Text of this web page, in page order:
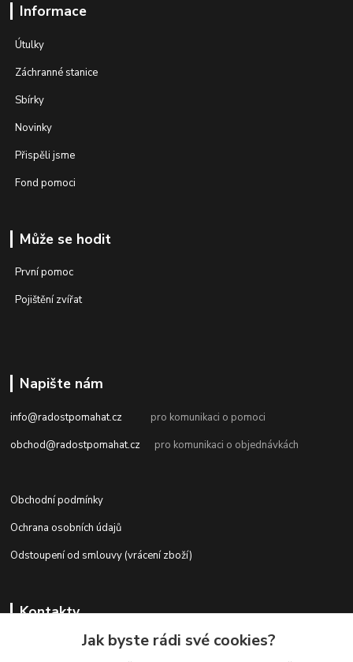
Informace
Útulky
Záchranné stanice
Sbírky
Novinky
Přispěli jsme
Fond pomoci
Může se hodit
První pomoc
Pojištění zvířat
Napište nám
info@radostpomahat.cz pro komunikaci o pomoci
obchod@radostpomahat.cz pro komunikaci o objednávkách
Obchodní podmínky
Ochrana osobních údajů
Odstoupení od smlouvy (vrácení zboží)
Kontakty
Jak byste rádi své cookies?